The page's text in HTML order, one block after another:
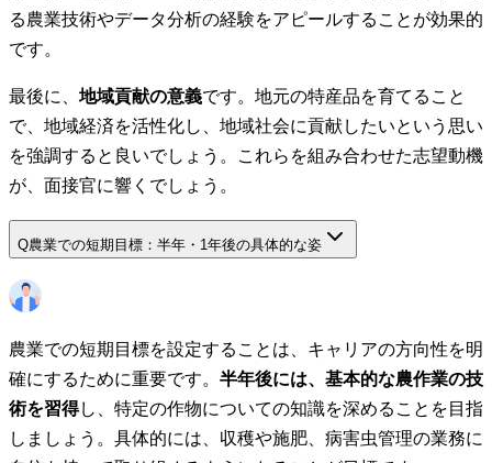
る農業技術やデータ分析の経験をアピールすることが効果的
です。
最後に、 地域貢献の意義です。地元の特産品を育てること
で、地域経済を活性化し、地域社会に貢献したいという思い
を強調すると良いでしょう。これらを組み合わせた志望動機
が、面接官に響くでしょう。
Q農業での短期目標：半年・1年後の具体的な姿
農業での短期目標を設定することは、キャリアの方向性を明
確にするために重要です。 半年後には、基本的な農作業の技
術を習得し、特定の作物についての知識を深めることを目指
しましょう。具体的には、収穫や施肥、病害虫管理の業務に